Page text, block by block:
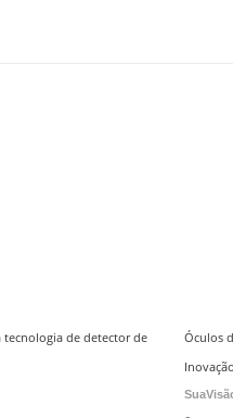
tecnologia de detector de
Óculos